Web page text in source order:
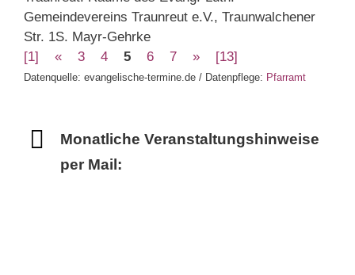
Gemeindevereins Traunreut e.V., Traunwalchener
Str. 1S. Mayr-Gehrke
[1]
« 3 4 5 6 7 » [13]
Datenquelle: evangelische-termine.de / Datenpflege: Pfarramt
Monatliche Veranstaltungshinweise
per Mail: